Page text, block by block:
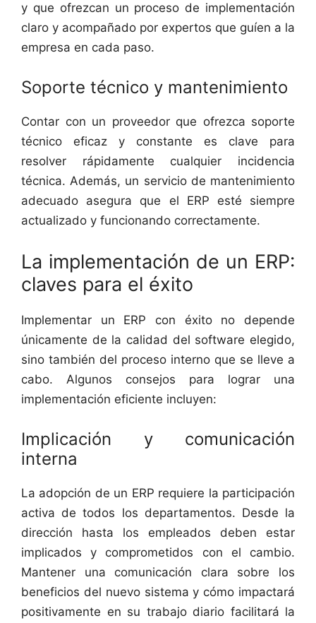
y que ofrezcan un proceso de implementación
claro y acompañado por expertos que guíen a la
empresa en cada paso.
Soporte técnico y mantenimiento
Contar con un proveedor que ofrezca soporte
técnico eficaz y constante es clave para
resolver rápidamente cualquier incidencia
técnica. Además, un servicio de mantenimiento
adecuado asegura que el ERP esté siempre
actualizado y funcionando correctamente.
La implementación de un ERP:
claves para el éxito
Implementar un ERP con éxito no depende
únicamente de la calidad del software elegido,
sino también del proceso interno que se lleve a
cabo. Algunos consejos para lograr una
implementación eficiente incluyen:
Implicación y comunicación
interna
La adopción de un ERP requiere la participación
activa de todos los departamentos. Desde la
dirección hasta los empleados deben estar
implicados y comprometidos con el cambio.
Mantener una comunicación clara sobre los
beneficios del nuevo sistema y cómo impactará
positivamente en su trabajo diario facilitará la